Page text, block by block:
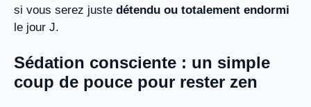
si vous serez juste détendu ou totalement endormi
le jour J.
Sédation consciente : un simple
coup de pouce pour rester zen